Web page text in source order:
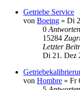
Getriebe Service
von Boeing » Di
0 Antworten
15284
Letzter
Di 21. Dez
von Hombre » Fr